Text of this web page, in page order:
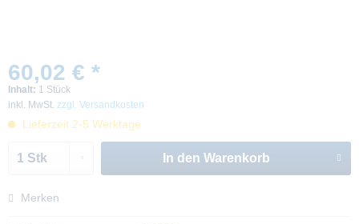
60,02 € *
Inhalt: 1 Stück
inkl. MwSt. zzgl. Versandkosten
Lieferzeit 2-5 Werktage
In den Warenkorb
Merken